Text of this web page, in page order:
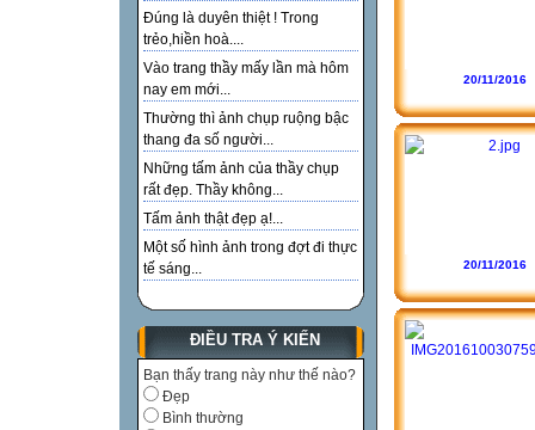
Đúng là duyên thiệt ! Trong
trẻo,hiền hoà....
Vào trang thầy mấy lần mà hôm
nay em mới...
Thường thì ảnh chụp ruộng bậc
thang đa số người...
Những tấm ảnh của thầy chụp
rất đẹp. Thầy không...
Tấm ảnh thật đẹp ạ!...
Một số hình ảnh trong đợt đi thực
tế sáng...
ĐIỀU TRA Ý KIẾN
Bạn thấy trang này như thế nào?
Đẹp
Bình thường
20/11/2016
20/11/2016